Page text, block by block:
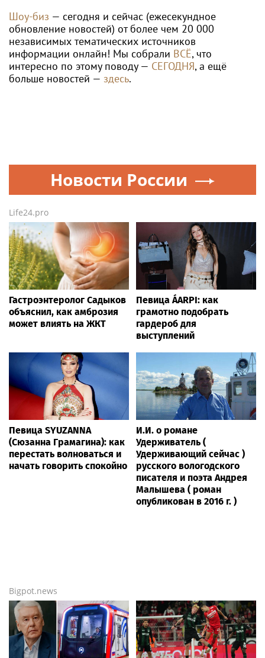
Шоу-биз — сегодня и сейчас (ежесекундное
обновление новостей) от более чем 20 000
независимых тематических источников
информации онлайн! Мы собрали ВСЁ, что
интересно по этому поводу — СЕГОДНЯ, а ещё
больше новостей — здесь.
Новости России
Life24.pro
Гастроэнтеролог Садыков
объяснил, как амброзия
может влиять на ЖКТ
Певица ÁARPI: как
грамотно подобрать
гардероб для
выступлений
Певица SYUZANNA
(Сюзанна Грамагина): как
перестать волноваться и
начать говорить спокойно
И.И. о романе
Удерживатель (
Удерживающий сейчас )
русского вологодского
писателя и поэта Андрея
Малышева ( роман
опубликован в 2016 г. )
Bigpot.news